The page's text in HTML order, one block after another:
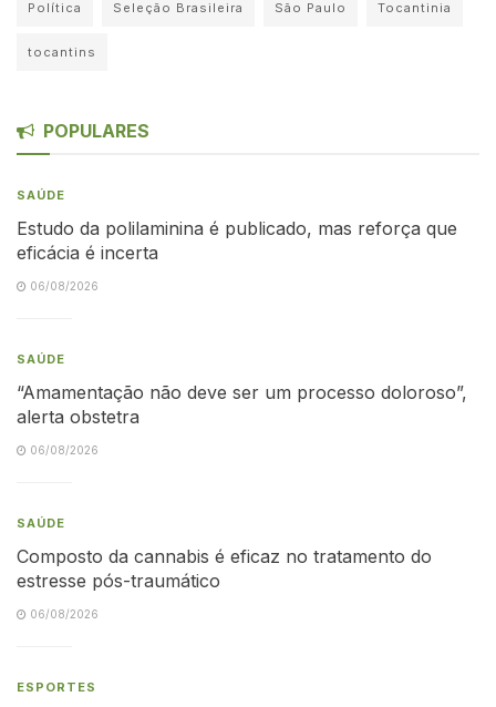
Política Seleção Brasileira São Paulo Tocantinia
tocantins
POPULARES
SAÚDE
Estudo da polilaminina é publicado, mas reforça que
eficácia é incerta
06/08/2026
SAÚDE
“Amamentação não deve ser um processo doloroso”,
alerta obstetra
06/08/2026
SAÚDE
Composto da cannabis é eficaz no tratamento do
estresse pós-traumático
06/08/2026
ESPORTES